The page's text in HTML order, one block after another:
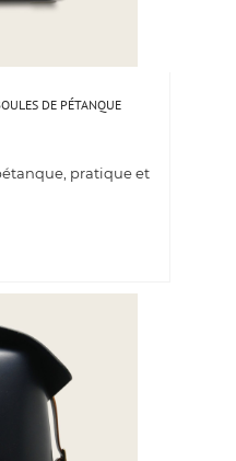
DE PÉTANQUE
pratique et